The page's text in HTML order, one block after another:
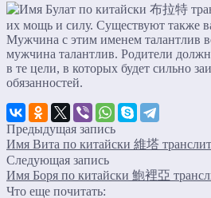
их мощь и силу. Существуют также
Мужчина с этим именем талантлив
мужчина талантлив. Родители
в те цели, в которых будет сильно
обязанностей.
Предыдущая запись
Имя Вита по китайски 維塔
Следующая запись
Имя Боря по китайски 鮑裡亞
Что еще почитать: